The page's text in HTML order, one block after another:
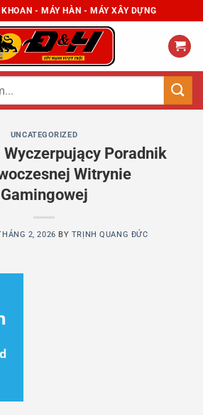
- MÁY HÀN - MÁY XÂY DỰNG
UNCATEGORIZED
Poradnik
Witrynie
Gamingowej
2, 2026 BY TRỊNH QUANG ĐỨC